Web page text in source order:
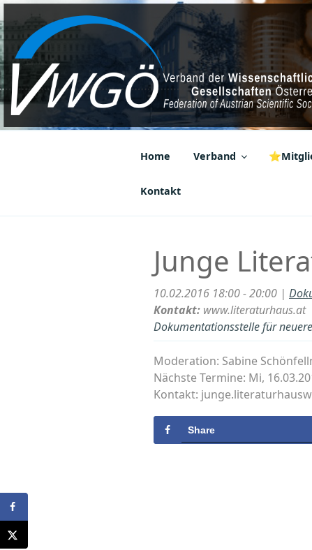
Zum
Inhalt
springen
VWGÖ
Federation of Austrian
Home Verband
Kontakt
Junge
10.02.2016 18:00 - 20:00 |
Kontakt: www.literaturhaus.at
Dokumentationsstelle für
Moderation: Sabine
Nächste Termine: Mi,
Kontakt:
Share